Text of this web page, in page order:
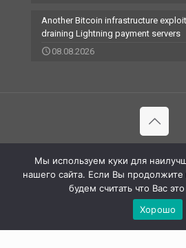
Another Bitcoin infrastructure
draining Lightning payment servers
08.08.2026
технологии | All Rights
Мы используем куки для
нашего сайта. Если Вы продолжите
будем считать что Вас
Хорошо